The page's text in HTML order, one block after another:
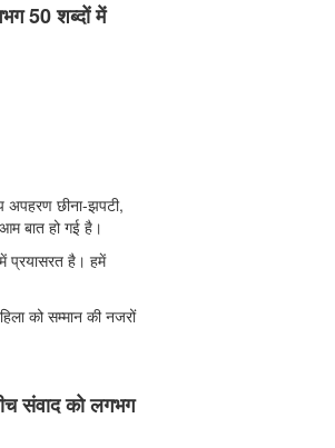
50 शब्दों में
अपहरण छीना-झपटी,
बात हो गई है।
प्रयासरत है। हमें
को सम्मान की नजरों
संवाद को लगभग